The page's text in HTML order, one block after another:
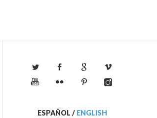
ESPAÑOL / ENGLISH